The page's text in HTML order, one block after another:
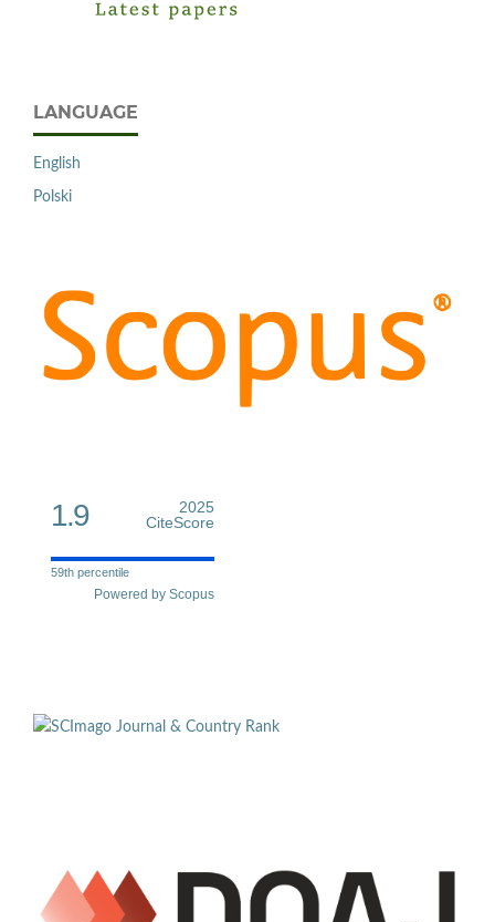
LANGUAGE
English
Polski
1.9
2025
CiteScore
59th percentile
Powered by Scopus